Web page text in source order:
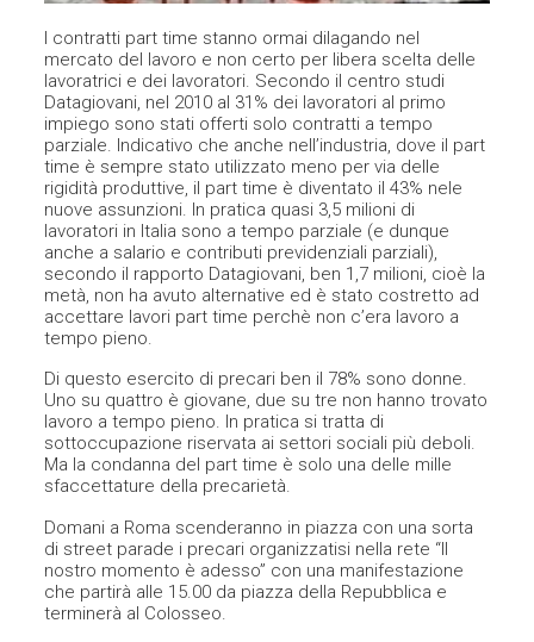
I contratti part time stanno ormai dilagando nel
mercato del lavoro e non certo per libera scelta delle
lavoratrici e dei lavoratori. Secondo il centro studi
Datagiovani, nel 2010 al 31% dei lavoratori al primo
impiego sono stati offerti solo contratti a tempo
parziale. Indicativo che anche nell’industria, dove il part
time è sempre stato utilizzato meno per via delle
rigidità produttive, il part time è diventato il 43% nele
nuove assunzioni. In pratica quasi 3,5 milioni di
lavoratori in Italia sono a tempo parziale (e dunque
anche a salario e contributi previdenziali parziali),
secondo il rapporto Datagiovani, ben 1,7 milioni, cioè la
metà, non ha avuto alternative ed è stato costretto ad
accettare lavori part time perchè non c’era lavoro a
tempo pieno.
Di questo esercito di precari ben il 78% sono donne.
Uno su quattro è giovane, due su tre non hanno trovato
lavoro a tempo pieno. In pratica si tratta di
sottoccupazione riservata ai settori sociali più deboli.
Ma la condanna del part time è solo una delle mille
sfaccettature della precarietà.
Domani a Roma scenderanno in piazza con una sorta
di street parade i precari organizzatisi nella rete “Il
nostro momento è adesso” con una manifestazione
che partirà alle 15.00 da piazza della Repubblica e
terminerà al Colosseo.